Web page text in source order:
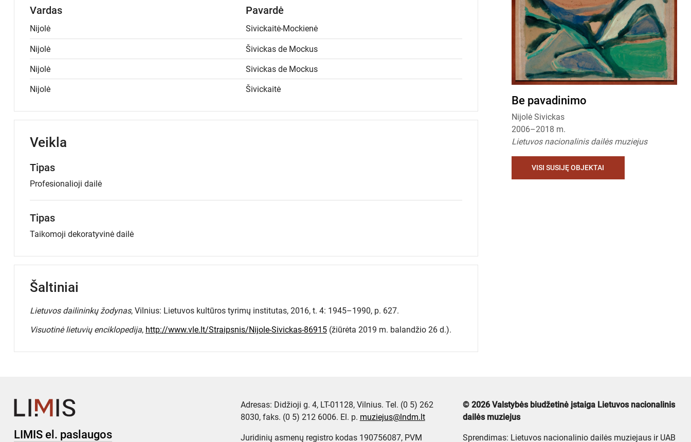
keyboard_arrow_left
Be pavadinimo
Nijolė Sivickas
2006–2018 m.
Lietuvos nacionalinis dailės muziejus
keyboard_arrow_right
VISI SUSIJĘ OBJEKTAI
Vardas Pavardė
Nijolė Sivickaitė-Mockienė
Nijolė Šivickas de Mockus
Nijolė Sivickas de Mockus
Nijolė Šivickaitė
Veikla
Tipas
Profesionalioji dailė
Tipas
Taikomoji dekoratyvinė dailė
Šaltiniai
Lietuvos dailininkų žodynas, Vilnius: Lietuvos kultūros tyrimų institutas, 2016, t. 4: 1945–1990, p. 627.
Visuotinė lietuvių enciklopedija, http://www.vle.lt/Straipsnis/Nijole-Sivickas-86915(žiūrėta 2019 m. balandžio 26 d.).
LIMIS el. paslaugos
Adresas: Didžioji g. 4, LT-01128, Vilnius. Tel. (0 5) 262
8030, faks. (0 5) 212 6006. El. p. muziejus@lndm.lt
Juridinių asmenų registro kodas 190756087, PVM
© 2026 Valstybės biudžetinė įstaiga Lietuvos nacionalinis
dailės muziejus
Sprendimas: Lietuvos nacionalinio dailės muziejaus ir UAB